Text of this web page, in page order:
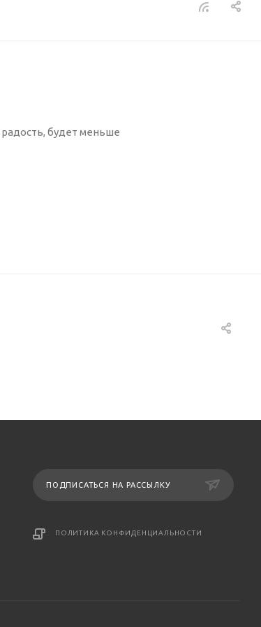
будет меньше
ПОДПИСАТЬСЯ НА РАССЫЛКУ
ПОЛИТИКА КОНФИДЕНЦИАЛЬНОСТИ